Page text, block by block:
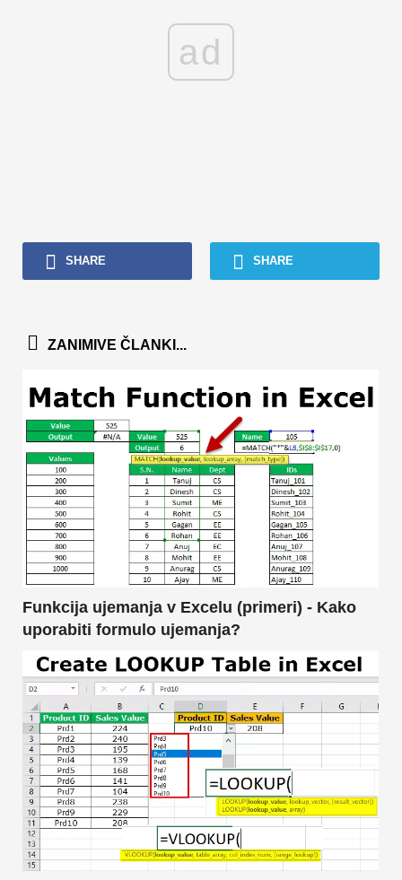
ad
SHARE SHARE
ZANIMIVE ČLANKI...
Funkcija ujemanja v Excelu (primeri) - Kako
uporabiti formulo ujemanja?